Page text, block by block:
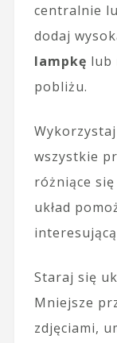
centralnie
dodaj
lampkę lub
pobliżu.
wszystkie
różniące
układ
Staraj się
Mniejsze
zdjęciami,